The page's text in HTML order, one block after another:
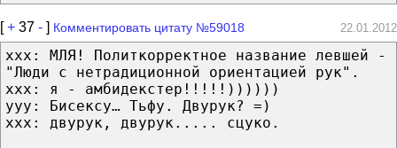
[+ 37 - ] Комментировать цитату №59018 22.01.2012
xxx: МЛЯ! Политкорректное название левшей -
"Люди с нетрадиционной ориентацией рук".
xxx: я - амбидекстер!!!!!))))))
yyy: Бисексу… Тьфу. Двурук? =)
xxx: двурук, двурук..... сцуко.